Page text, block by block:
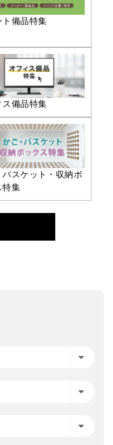
ト備品特集
ス備品特集
バスケット・収納ボ
特集